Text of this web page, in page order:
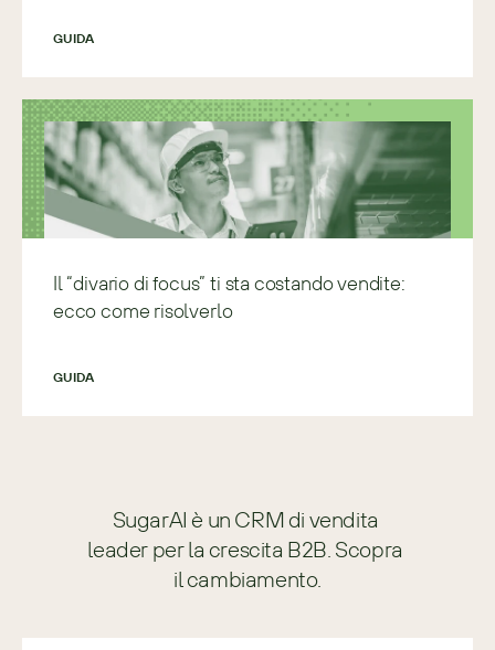
GUIDA
Il “divario di focus” ti sta costando vendite:
ecco come risolverlo
GUIDA
SugarAI è un CRM di vendita
leader per la crescita B2B. Scopra
il cambiamento.